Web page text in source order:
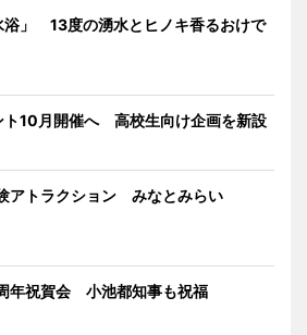
浴」 13度の湧水とヒノキ香るおけで
ト10月開催へ 高校生向け企画を新設
アトラクション みなとみらい
年祝賀会 小池都知事も祝福